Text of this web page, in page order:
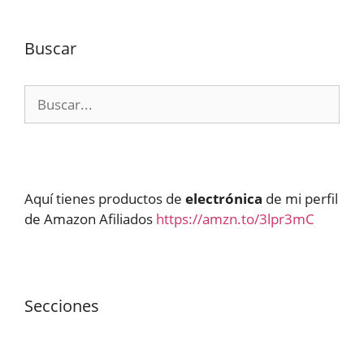
Buscar
Aquí tienes productos de electrónica de mi perfil
de Amazon Afiliados https://amzn.to/3lpr3mC
Secciones